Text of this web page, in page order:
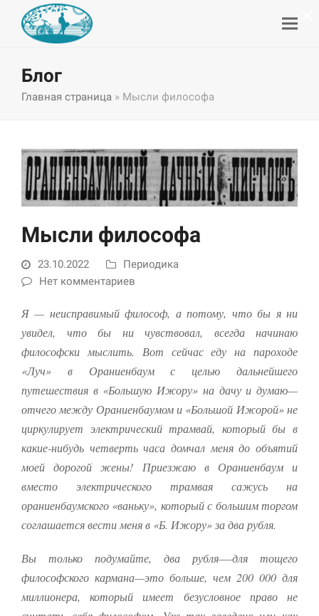
Блог
Главная страница » Мысли философа
Мысли философа
23.10.2022
Периодика
Нет комментариев
Я — неисправимый философ, а потому, что бы я ни
увидел, что бы ни чувствовал, всегда начинаю
философски мыслить. Вот сейчас еду на пароходе
«Луч» в Ораниенбаум с целью дальнейшего
путешествия в «Большую Ижору» на дачу и думаю—
отчего между Ораниенбаумом и «Большой Ижорой» не
циркулирует электрический трамвай, который бы в
какие-нибудь четверть часа домчал меня до объятий
моей дорогой жены! Приезжаю в Ораниенбаум и
вместо электрического трамвая сажусь на
ораниенбаумского «ваньку», который с большим торгом
соглашается вести меня в «Б. Ижору» за два рубля.
Вы только подумайте, два рубля—-для тощего
философского кармана—это больше, чем 200 000 для
миллионера, который имеет безусловное право не
Необходимые
Использование
этих файлов cookie
обязательно. Они
необходимы для
веб-сайта.
Статистика и